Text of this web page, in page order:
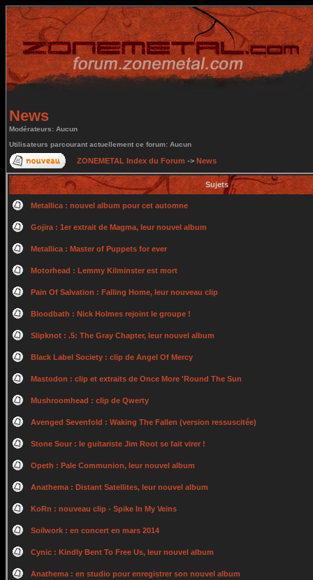
News
Modérateurs: Aucun
Utilisateurs parcourant actuellement ce forum: Aucun
ZONEMETAL Index du Forum -> News
Sujets
Metallica : nouvel album pour cet automne
Gojira : 1er extrait de Magma, leur nouvel album
Metallica : Master of Puppets for ever
Motorhead : Lemmy Kilminster est mort
Pain Of Salvation : Falling Home, leur nouveau clip
Bloodbath : Nick Holmes rejoint le groupe !
Slipknot : .5: The Gray Chapter, leur nouvel album
Black Label Society : clip de Angel Of Mercy
Mastodon : clip et extraits de Once More 'Round The Sun
Mushroomhead : clip de Qwerty
Avenged Sevenfold : Waking The Fallen (version ressuscitée)
Stone Sour : le guitariste Jim Root se fait virer !
Opeth : Pale Communion, leur nouvel album
Anathema : Distant Satellites, leur nouvel album
KoRn : nouveau clip - Spike In My Veins
Soilwork : en concert en mars 2014
Cynic : Kindly Bent To Free Us, leur nouvel album
Anathema : en studio pour enregistrer son nouvel album